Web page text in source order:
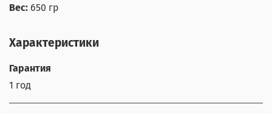
Вес: 650 гр
Характеристики
Гарантия
1 год